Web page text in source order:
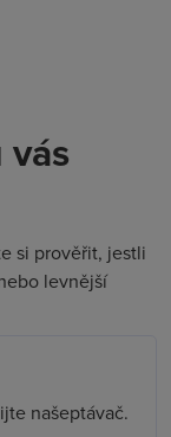
si prověřit, jestli
levnější
našeptávač.